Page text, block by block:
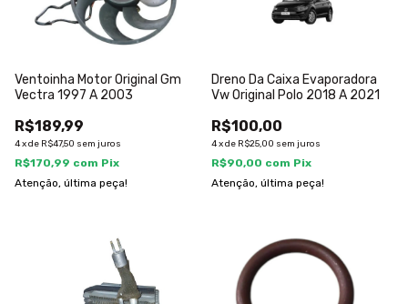
Ventoinha Motor Original Gm
Vectra 1997 A 2003
R$189,99
4xde R$47,50 sem juros
R$170,99 com Pix
Atenção, última peça!
Dreno Da Caixa Evaporadora
Vw Original Polo 2018 A 2021
R$100,00
4xde R$25,00 sem juros
R$90,00 com Pix
Atenção, última peça!